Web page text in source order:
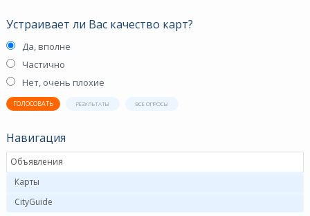
Устраивает ли Вас качество карт?
Да, вполне
Частично
Нет, очень плохие
ГОЛОСОВАТЬ РЕЗУЛЬТАТЫ ВСЕ ОПРОСЫ
Навигация
Объявления
Карты
CityGuide